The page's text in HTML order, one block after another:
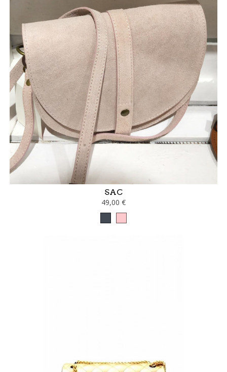
SAC
49,00 €